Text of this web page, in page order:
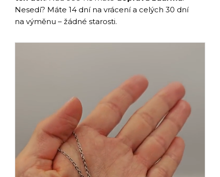
Nesedí? Máte 14 dní na vrácení a celých 30 dní
na výměnu – žádné starosti.